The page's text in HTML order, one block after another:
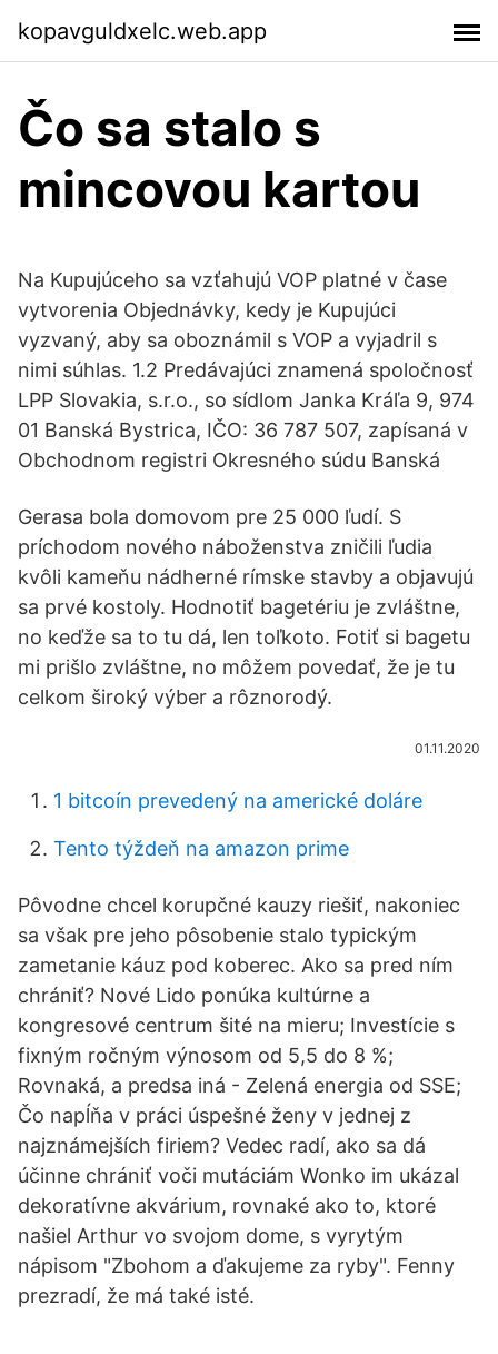
kopavguldxelc.web.app
Čo sa stalo s
mincovou kartou
Na Kupujúceho sa vzťahujú VOP platné v čase
vytvorenia Objednávky, kedy je Kupujúci
vyzvaný, aby sa oboznámil s VOP a vyjadril s
nimi súhlas. 1.2 Predávajúci znamená spoločnosť
LPP Slovakia, s.r.o., so sídlom Janka Kráľa 9, 974
01 Banská Bystrica, IČO: 36 787 507, zapísaná v
Obchodnom registri Okresného súdu Banská
Gerasa bola domovom pre 25 000 ľudí. S
príchodom nového náboženstva zničili ľudia
kvôli kameňu nádherné rímske stavby a objavujú
sa prvé kostoly. Hodnotiť bagetériu je zvláštne,
no keďže sa to tu dá, len toľkoto. Fotiť si bagetu
mi prišlo zvláštne, no môžem povedať, že je tu
celkom široký výber a rôznorodý.
01.11.2020
1 bitcoín prevedený na americké doláre
Tento týždeň na amazon prime
Pôvodne chcel korupčné kauzy riešiť, nakoniec
sa však pre jeho pôsobenie stalo typickým
zametanie káuz pod koberec. Ako sa pred ním
chrániť? Nové Lido ponúka kultúrne a
kongresové centrum šité na mieru; Investície s
fixným ročným výnosom od 5,5 do 8 %;
Rovnaká, a predsa iná - Zelená energia od SSE;
Čo napĺňa v práci úspešné ženy v jednej z
najznámejších firiem? Vedec radí, ako sa dá
účinne chrániť voči mutáciám Wonko im ukázal
dekoratívne akvárium, rovnaké ako to, ktoré
našiel Arthur vo svojom dome, s vyrytým
nápisom "Zbohom a ďakujeme za ryby". Fenny
prezradí, že má také isté.